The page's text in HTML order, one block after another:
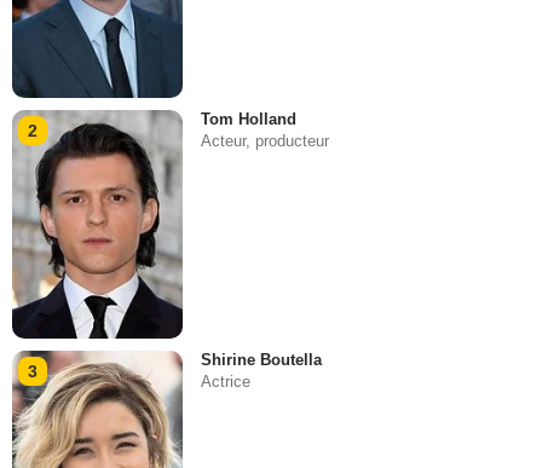
2
Tom Holland
Acteur, producteur
3
Shirine Boutella
Actrice